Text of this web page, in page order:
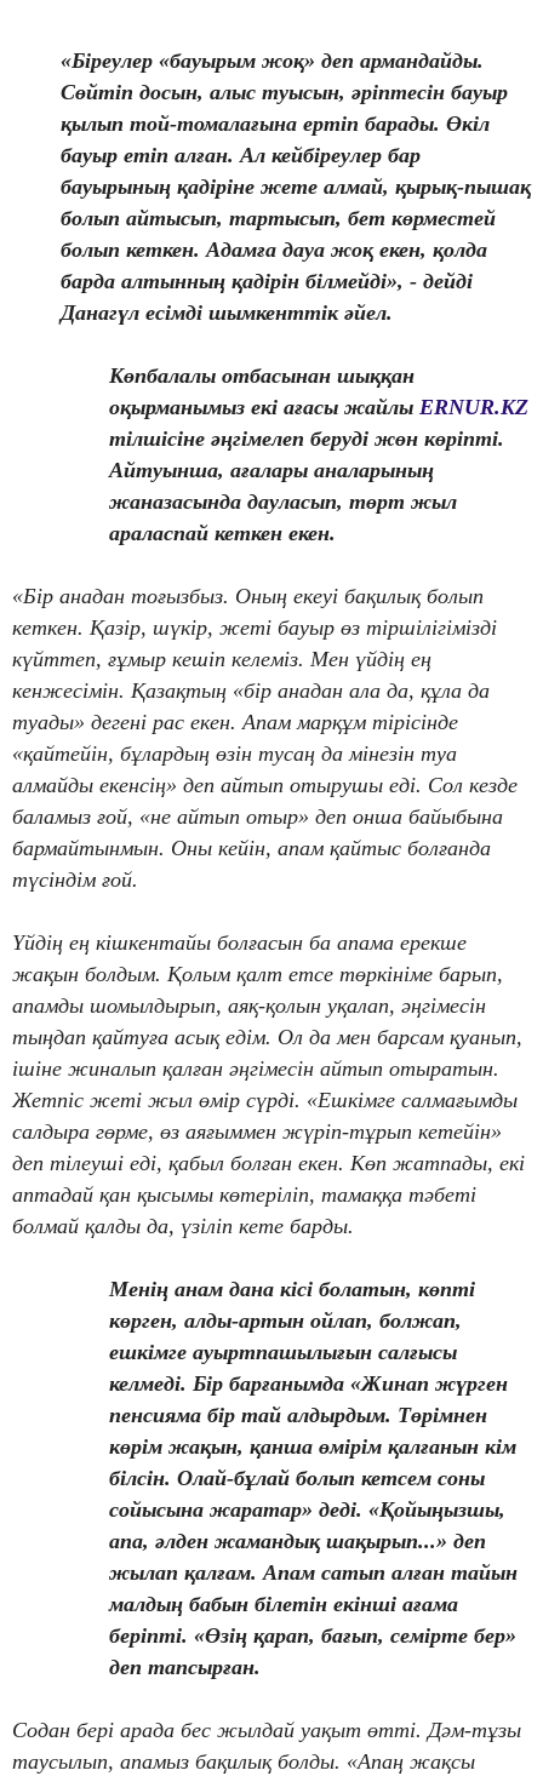
«Біреулер «бауырым жоқ» деп армандайды.
Сөйтіп досын, алыс туысын, әріптесін бауыр
қылып той-томалағына ертіп барады. Өкіл
бауыр етіп алған. Ал кейбіреулер бар
бауырының қадіріне жете алмай, қырық-пышақ
болып айтысып, тартысып, бет көрместей
болып кеткен. Адамға дауа жоқ екен, қолда
барда алтынның қадірін білмейді», - дейді
Данагүл есімді шымкенттік әйел.
Көпбалалы отбасынан шыққан
оқырманымыз екі ағасы жайлы ERNUR.KZ
тілшісіне әңгімелеп беруді жөн көріпті.
Айтуынша, ағалары аналарының
жаназасында дауласып, төрт жыл
араласпай кеткен екен.
«Бір анадан тоғызбыз. Оның екеуі бақилық болып
кеткен. Қазір, шүкір, жеті бауыр өз тіршілігімізді
күйттеп, ғұмыр кешіп келеміз. Мен үйдің ең
кенжесімін. Қазақтың «бір анадан ала да, құла да
туады» дегені рас екен. Апам марқұм тірісінде
«қайтейін, бұлардың өзін тусаң да мінезін туа
алмайды екенсің» деп айтып отырушы еді. Сол кезде
баламыз ғой, «не айтып отыр» деп онша байыбына
бармайтынмын. Оны кейін, апам қайтыс болғанда
түсіндім ғой.
Үйдің ең кішкентайы болғасын ба апама ерекше
жақын болдым. Қолым қалт етсе төркініме барып,
апамды шомылдырып, аяқ-қолын уқалап, әңгімесін
тыңдап қайтуға асық едім. Ол да мен барсам қуанып,
ішіне жиналып қалған әңгімесін айтып отыратын.
Жетпіс жеті жыл өмір сүрді. «Ешкімге салмағымды
салдыра гөрме, өз аяғыммен жүріп-тұрып кетейін»
деп тілеуші еді, қабыл болған екен. Көп жатпады, екі
аптадай қан қысымы көтеріліп, тамаққа тәбеті
болмай қалды да, үзіліп кете барды.
Менің анам дана кісі болатын, көпті
көрген, алды-артын ойлап, болжап,
ешкімге ауыртпашылығын салғысы
келмеді. Бір барғанымда «Жинап жүрген
пенсияма бір тай алдырдым. Төрімнен
көрім жақын, қанша өмірім қалғанын кім
білсін. Олай-бұлай болып кетсем соны
сойысына жаратар» деді. «Қойыңызшы,
апа, әлден жамандық шақырып...» деп
жылап қалғам. Апам сатып алған тайын
малдың бабын білетін екінші ағама
беріпті. «Өзің қарап, бағып, семірте бер»
деп тапсырған.
Содан бері арада бес жылдай уақыт өтті. Дәм-тұзы
таусылып, апамыз бақилық болды. «Апаң жақсы